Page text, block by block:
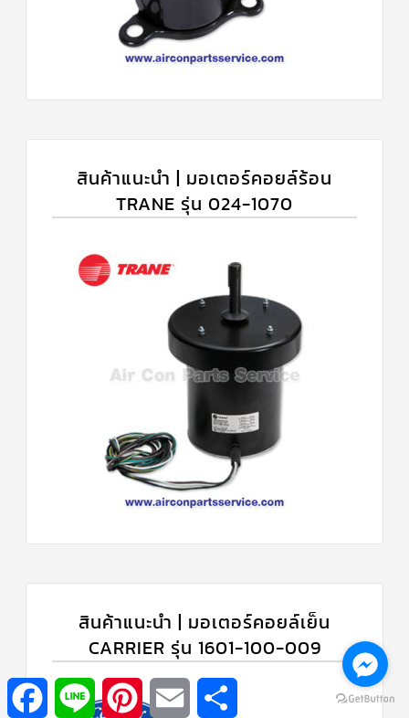
สินค้าแนะนำ | มอเตอร์คอยล์ร้อน
TRANE รุ่น 024-1070
สินค้าแนะนำ | มอเตอร์คอยล์เย็น
CARRIER รุ่น 1601-100-009
Facebook Line Pinterest Email